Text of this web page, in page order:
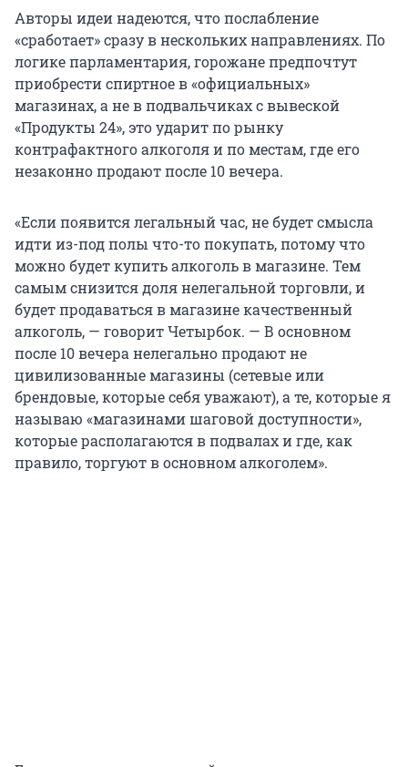
Авторы идеи надеются, что послабление
«сработает» сразу в нескольких направлениях. По
логике парламентария, горожане предпочтут
приобрести спиртное в «официальных»
магазинах, а не в подвальчиках с вывеской
«Продукты 24», это ударит по рынку
контрафактного алкоголя и по местам, где его
незаконно продают после 10 вечера.
«Если появится легальный час, не будет смысла
идти из-под полы что-то покупать, потому что
можно будет купить алкоголь в магазине. Тем
самым снизится доля нелегальной торговли, и
будет продаваться в магазине качественный
алкоголь, — говорит Четырбок. — В основном
после 10 вечера нелегально продают не
цивилизованные магазины (сетевые или
брендовые, которые себя уважают), а те, которые я
называю «магазинами шаговой доступности»,
которые располагаются в подвалах и где, как
правило, торгуют в основном алкоголем».